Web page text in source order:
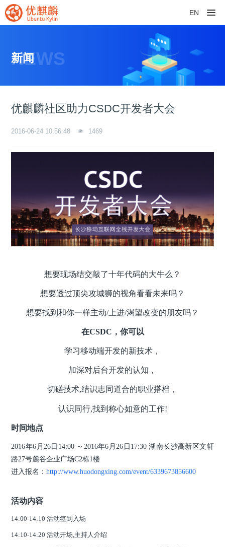
EN
NEWS
新闻
优麒麟社区助力CSDC开发者大会
2016-06-24 10:56:48 1469
想要现场结交敲了十年代码的大牛么？
想要透过顶尖攻城狮的视角看看未来吗？
想要找到和你一样主动/上进/渴望改变的朋友吗？
在CSDC，你可以
学习移动端开发的新技术，
加深对后台开发的认知，
切磋技术,结识志同道合的职业搭档，
认识同行,找到称心如意的工作!
时间地点
2016年6月26日14:00 ～2016年6月26日17:30 湖南长沙高新区文轩
路27号麓谷企业广场C2栋1楼
进入报名：http://www.huodongxing.com/event/6339673856600
活动内容
14:00-14:10 活动签到入场
14:10-14:20 活动开场,主持人介绍